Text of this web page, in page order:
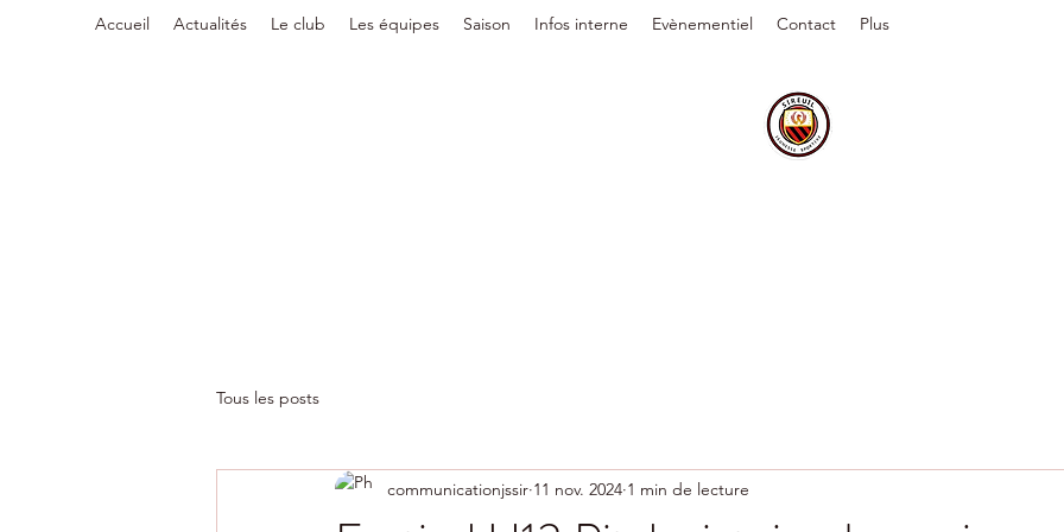
Accueil Actualités Le club Les équipes Saison Infos interne Evènementiel Contact Plus
Tous les posts
communicationjssir 11 nov. 2024 1 min de lecture